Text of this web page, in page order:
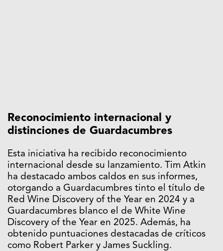
Reconocimiento internacional y
distinciones de Guardacumbres
Esta iniciativa ha recibido reconocimiento
internacional desde su lanzamiento. Tim Atkin
ha destacado ambos caldos en sus informes,
otorgando a Guardacumbres tinto el título de
Red Wine Discovery of the Year en 2024 y a
Guardacumbres blanco el de White Wine
Discovery of the Year en 2025. Además, ha
obtenido puntuaciones destacadas de críticos
como Robert Parker y James Suckling.